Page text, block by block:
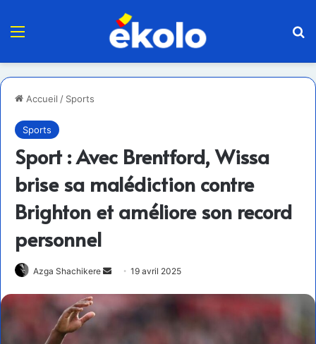
Menu
Accueil / Sports
Sports
Sport : Avec Brentford, Wissa
brise sa malédiction contre
Brighton et améliore son record
personnel
Azga Shachikere
Envoyer
courriel
19 avril 2025